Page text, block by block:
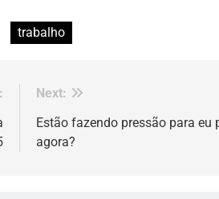
trabalho
Next:
Estão fazendo pressão para eu
agora?